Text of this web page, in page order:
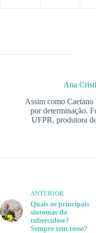
Ana
Assim como
por determinação.
UFPR, produtora
ANTERIOR
Quais os principais
sintomas da
tuberculose?
Sempre tem tosse?